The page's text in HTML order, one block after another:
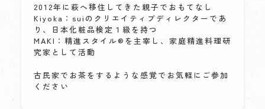
2012年に萩へ移住してきた親子でおもてなし
Kiyoka：suiのクリエイティブディレクターであ
り、日本化粧品検定１級を持つ
MAKI：精進スタイル®︎を主宰し、家庭精進料理研
究家として活動
古民家でお茶をするような感覚でお気軽にご参加
ください